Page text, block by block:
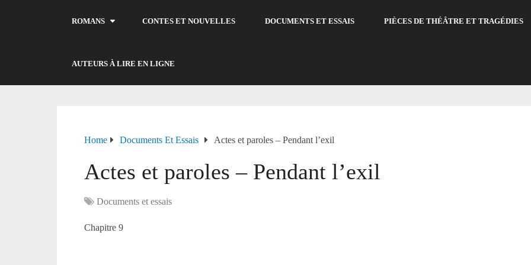
ROMANS CONTES ET NOUVELLES DOCUMENTS ET ESSAIS PIÈCES DE THÉÂTRE ET TRAGÉDIES
AUTEURS À LIRE EN LIGNE
Home Documents Et Essais Actes et paroles – Pendant l’exil
Actes et paroles – Pendant l’exil
Documents et essais
Chapitre 9